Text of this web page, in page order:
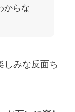
からな
しみな反面ち